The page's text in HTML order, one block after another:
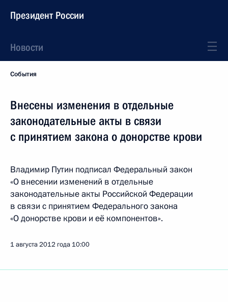
Президент России
Новости
События
Внесены изменения в отдельные
законодательные акты в связи
с принятием закона о донорстве крови
Владимир Путин подписал Федеральный закон
«О внесении изменений в отдельные
законодательные акты Российской Федерации
в связи с принятием Федерального закона
«О донорстве крови и её компонентов».
1 августа 2012 года 10:00